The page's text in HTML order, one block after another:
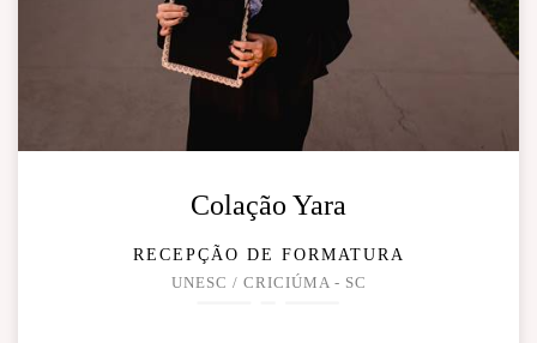
Colação Yara
RECEPÇÃO DE FORMATURA
UNESC / CRICIÚMA - SC